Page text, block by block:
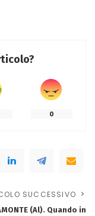
0
SUCCESSIVO
(Al). Quando in